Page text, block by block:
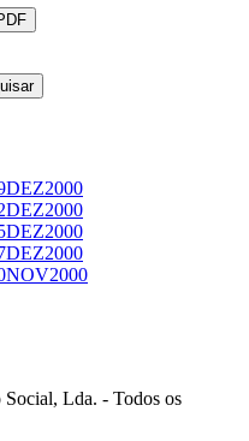
Social, Lda. - Todos os